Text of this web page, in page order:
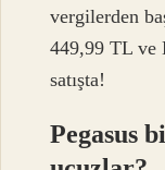
vergilerden
449,99 TL ve
satışta!
Pegasus